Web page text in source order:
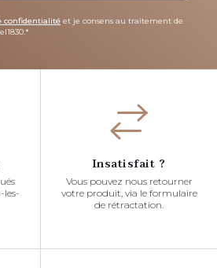
confidentialité et je consens au traitement de
les-
Insatisfait ?
Vous pouvez nous retourner
votre produit, via le formulaire
de rétractation.